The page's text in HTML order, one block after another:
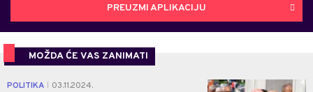
PREUZMI APLIKACIJU
MOŽDA ĆE VAS ZANIMATI
POLITIKA 03.11.2024. 4